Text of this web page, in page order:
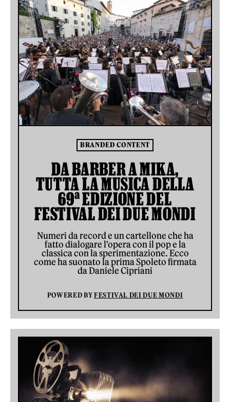
BRANDED CONTENT
DA BARBER A MIKA,
TUTTA LA MUSICA DELLA
69ª EDIZIONE DEL
FESTIVAL DEI DUE MONDI
Numeri da record e un cartellone che ha
fatto dialogare l'opera con il pop e la
classica con la sperimentazione. Ecco
come ha suonato la prima Spoleto firmata
da Daniele Cipriani
POWERED BYFESTIVAL DEI DUE MONDI